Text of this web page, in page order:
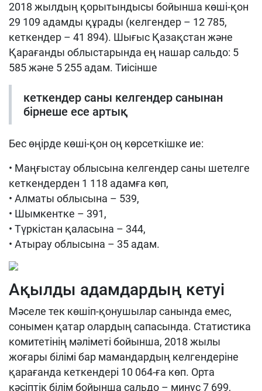
2018 жылдың қорытындысы бойынша көші-қон
29 109 адамды құрады (келгендер – 12 785,
кеткендер – 41 894). Шығыс Қазақстан және
Қарағанды облыстарында ең нашар сальдо: 5
585 және 5 255 адам. Тиісінше
кеткендер саны келгендер санынан
бірнеше есе артық
Бес өңірде көші-қон оң көрсеткішке ие:
• Маңғыстау облысына келгендер саны шетелге
кеткендерден 1 118 адамға көп,
• Алматы облысына – 539,
• Шымкентке – 391,
• Түркістан қаласына – 344,
• Атырау облысына – 35 адам.
Ақылды адамдардың кетуі
Мәселе тек көшіп-қонушылар санында емес,
сонымен қатар олардың сапасында. Статистика
комитетінің мәліметі бойынша, 2018 жылы
жоғары білімі бар мамандардың келгендеріне
қарағанда кеткендері 10 064-ға көп. Орта
кәсіптік білім бойынша сальдо – минус 7 699,